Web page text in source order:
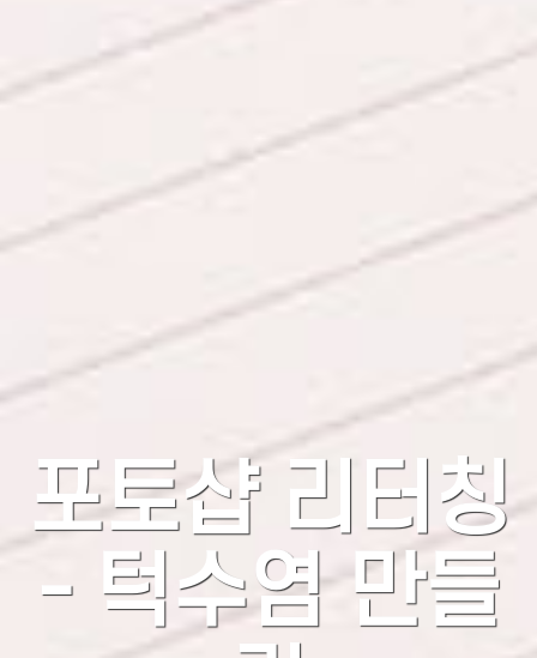
포토샵 리터칭
- 턱수염 만들